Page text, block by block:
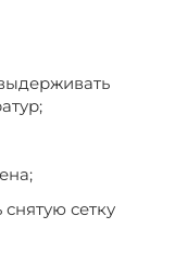
сетку